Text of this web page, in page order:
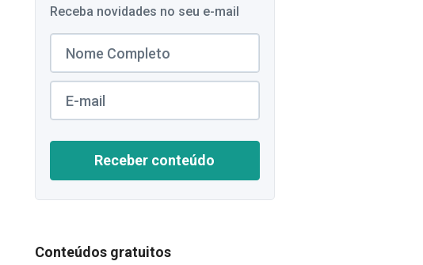
Receba novidades no seu e-mail
Receber conteúdo
Conteúdos gratuitos